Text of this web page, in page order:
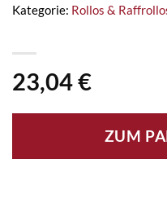
23,04€
ZUM
Kategorie: Rollos &